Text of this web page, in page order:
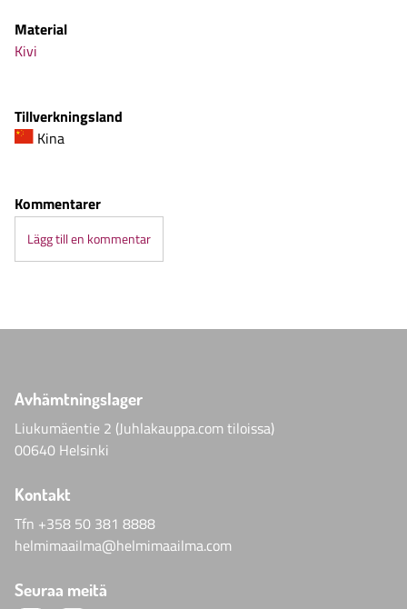
Material
Kivi
Tillverkningsland
Kina
Kommentarer
Lägg till en kommentar
Avhämtningslager
Liukumäentie 2 (Juhlakauppa.com tiloissa)
00640 Helsinki
Kontakt
Tfn +358 50 381 8888
helmimaailma@helmimaailma.com
Seuraa meitä